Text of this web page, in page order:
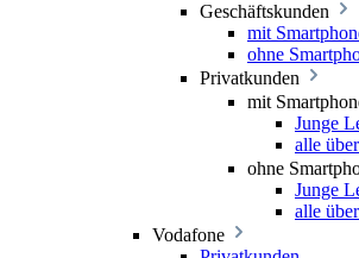
Geschäftskunden
mit
ohne
Privatkunden
mit
Junge
alle
ohne
Junge
alle
Vodafone